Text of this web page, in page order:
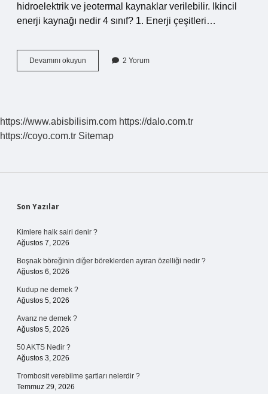
hidroelektrik ve jeotermal kaynaklar verilebilir. Ikincil
enerji kaynağı nedir 4 sınıf? 1. Enerji çeşitleri…
Devamını okuyun
El
2 Yorum
https://www.abisbilisim.com https://dalo.com.tr
https://coyo.com.tr Sitemap
Sidebar
Son Yazılar
Kimlere halk sairi denir ?
Ağustos 7, 2026
Boşnak böreğinin diğer böreklerden ayıran özelliği nedir ?
Ağustos 6, 2026
Kudup ne demek ?
Ağustos 5, 2026
Avarız ne demek ?
Ağustos 5, 2026
50 AKTS Nedir ?
Ağustos 3, 2026
Trombosit verebilme şartları nelerdir ?
Temmuz 29, 2026